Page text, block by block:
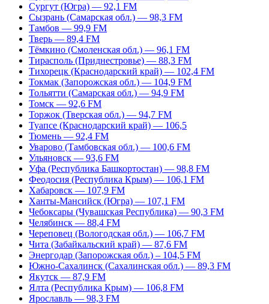
Сургут (Югра) — 92,1 FM
Сызрань (Самарская обл.) — 98,3 FM
Тамбов — 99,9 FM
Тверь — 89,4 FM
Тёмкино (Смоленская обл.) — 96,1 FM
Тирасполь (Приднестровье) — 88,3 FM
Тихорецк (Краснодарский край) — 102,4 FM
Токмак (Запорожская обл.) — 104,9 FM
Тольятти (Самарская обл.) — 94,9 FM
Томск — 92,6 FM
Торжок (Тверская обл.) — 94,7 FM
Туапсе (Краснодарский край) — 106,5
Тюмень — 92,4 FM
Уварово (Тамбовская обл.) — 100,6 FM
Ульяновск — 93,6 FM
Уфа (Республика Башкортостан) — 98,8 FM
Феодосия (Республика Крым) — 106,1 FM
Хабаровск — 107,9 FM
Ханты-Мансийск (Югра) — 107,1 FM
Чебоксары (Чувашская Республика) — 90,3 FM
Челябинск — 88,4 FM
Череповец (Вологодская обл.) — 106,7 FM
Чита (Забайкальский край) — 87,6 FM
Энергодар (Запорожская обл.) – 104,5 FM
Южно-Сахалинск (Сахалинская обл.) — 89,3 FM
Якутск — 87,9 FM
Ялта (Республика Крым) — 106,8 FM
Ярославль — 98,3 FM